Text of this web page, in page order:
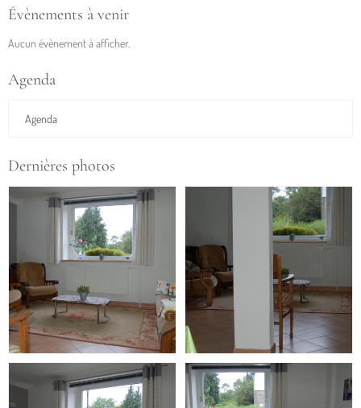
Évènements à venir
Aucun évènement à afficher.
Agenda
Agenda
Dernières photos